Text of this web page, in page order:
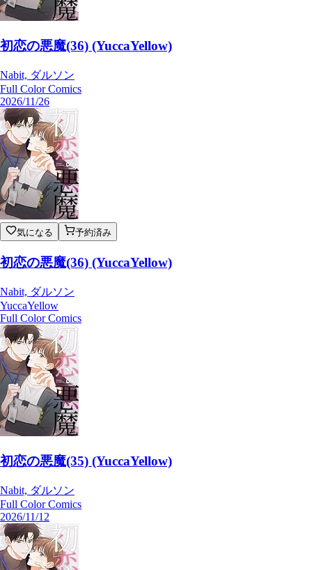
初恋の悪魔(36) (YuccaYellow)
Nabit, ダルソン
Full Color Comics
2026/11/26
気になる 予約済み
初恋の悪魔(36) (YuccaYellow)
Nabit, ダルソン
YuccaYellow
Full Color Comics
初恋の悪魔(35) (YuccaYellow)
Nabit, ダルソン
Full Color Comics
2026/11/12